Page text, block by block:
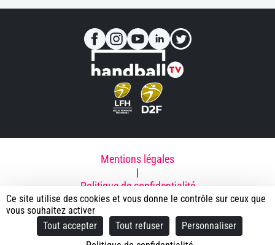
Mentions légales
|
Politique de confidentialité
|
|
© 2025 Rennes Métropole Handball - ECM
Ce site utilise des cookies et vous donne le contrôle sur ceux que
vous souhaitez activer
Tout accepter
Tout refuser
Personnaliser